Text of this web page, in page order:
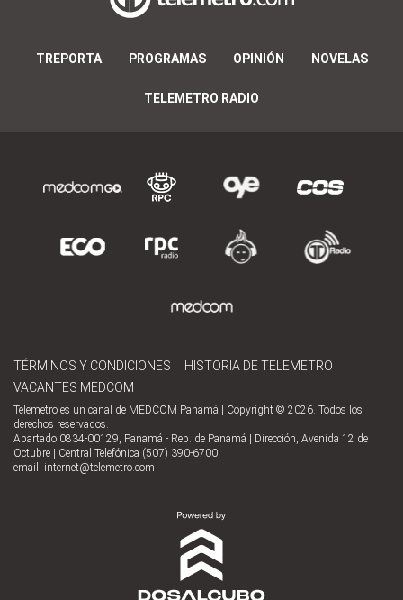
TREPORTA PROGRAMAS OPINIÓN NOVELAS
TELEMETRO RADIO
TÉRMINOS Y CONDICIONES
HISTORIA DE TELEMETRO
VACANTES MEDCOM
Telemetro es un canal de MEDCOM Panamá | Copyright © 2026. Todos los
derechos reservados.
Apartado 0834-00129, Panamá - Rep. de Panamá | Dirección, Avenida 12 de
Octubre | Central Telefónica (507) 390-6700
email: internet@telemetro.com